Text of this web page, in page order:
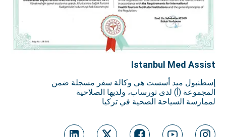
Istanbul Med Assist
إسطنبول ميد أسست هي وكالة سفر مسجلة ضمن
المجموعة (أ) لدى تورساب، ولديها الصلاحية
لممارسة السياحة الصحية في تركيا